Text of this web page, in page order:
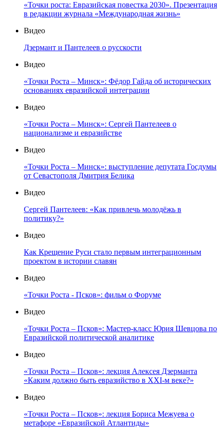
«Точки роста: Евразийская повестка 2030». Презентация
в редакции журнала «Международная жизнь»
Видео
Дзермант и Пантелеев о русскости
Видео
«Точки Роста – Минск»: Фёдор Гайда об исторических
основаниях евразийской интеграции
Видео
«Точки Роста – Минск»: Сергей Пантелеев о
национализме и евразийстве
Видео
«Точки Роста – Минск»: выступление депутата Госдумы
от Севастополя Дмитрия Белика
Видео
Сергей Пантелеев: «Как привлечь молодёжь в
политику?»
Видео
Как Крещение Руси стало первым интеграционным
проектом в истории славян
Видео
«Точки Роста - Псков»: фильм о Форуме
Видео
«Точки Роста – Псков»: Мастер-класс Юрия Шевцова по
Евразийской политической аналитике
Видео
«Точки Роста – Псков»: лекция Алексея Дзерманта
«Каким должно быть евразийство в XXI-м веке?»
Видео
«Точки Роста – Псков»: лекция Бориса Межуева о
метафоре «Евразийской Атлантиды»